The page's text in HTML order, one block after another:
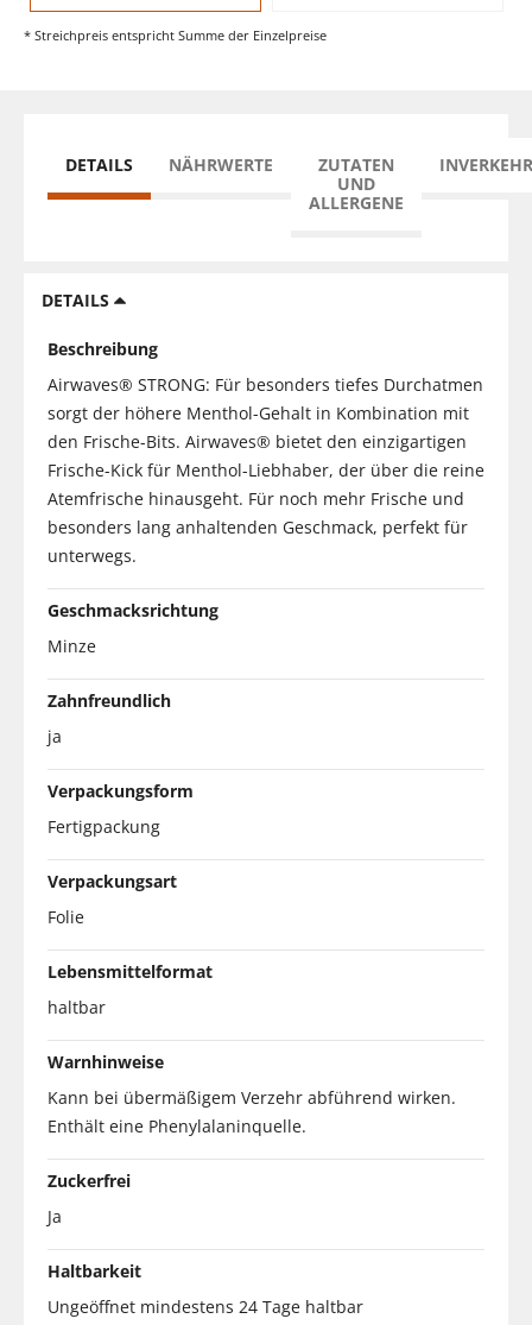
* Streichpreis entspricht Summe der Einzelpreise
DETAILS NÄHRWERTE
ZUTATEN
UND
ALLERGENE
DETAILS
Beschreibung
Airwaves® STRONG: Für besonders tiefes Durchatmen
sorgt der höhere Menthol-Gehalt in Kombination mit
den Frische-Bits. Airwaves® bietet den einzigartigen
Frische-Kick für Menthol-Liebhaber, der über die reine
Atemfrische hinausgeht. Für noch mehr Frische und
besonders lang anhaltenden Geschmack, perfekt für
unterwegs.
Geschmacksrichtung
Minze
Zahnfreundlich
ja
Verpackungsform
Fertigpackung
Verpackungsart
Folie
Lebensmittelformat
haltbar
Warnhinweise
Kann bei übermäßigem Verzehr abführend wirken.
Enthält eine Phenylalaninquelle.
Zuckerfrei
Ja
Haltbarkeit
Ungeöffnet mindestens 24 Tage haltbar